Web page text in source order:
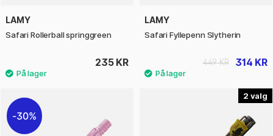
LAMY
Safari Rollerball springgreen
235 KR
LAMY
Safari Fyllepenn Slytherin
314 KR
449 KR
30%
2